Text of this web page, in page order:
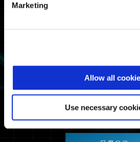
Marketing
Allow all
Use necessary
Steam®
점검 내용
-최종 사용자 사용허락계약 일